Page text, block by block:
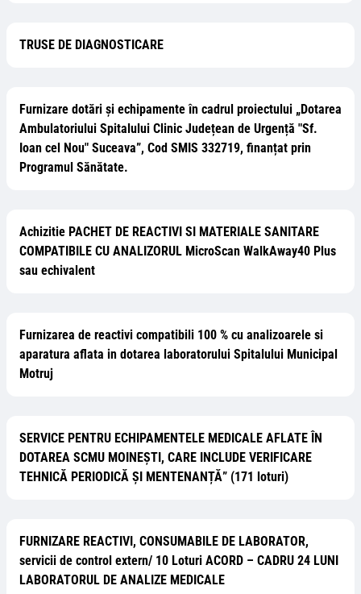
TRUSE DE DIAGNOSTICARE
Furnizare dotări și echipamente în cadrul proiectului „Dotarea
Ambulatoriului Spitalului Clinic Județean de Urgență "Sf.
Ioan cel Nou" Suceava”, Cod SMIS 332719, finanțat prin
Programul Sănătate.
Achizitie PACHET DE REACTIVI SI MATERIALE SANITARE
COMPATIBILE CU ANALIZORUL MicroScan WalkAway40 Plus
sau echivalent
Furnizarea de reactivi compatibili 100 % cu analizoarele si
aparatura aflata in dotarea laboratorului Spitalului Municipal
Motruj
SERVICE PENTRU ECHIPAMENTELE MEDICALE AFLATE ÎN
DOTAREA SCMU MOINEȘTI, CARE INCLUDE VERIFICARE
TEHNICĂ PERIODICĂ ȘI MENTENANȚĂ” (171 loturi)
FURNIZARE REACTIVI, CONSUMABILE DE LABORATOR,
servicii de control extern/ 10 Loturi ACORD – CADRU 24 LUNI
LABORATORUL DE ANALIZE MEDICALE